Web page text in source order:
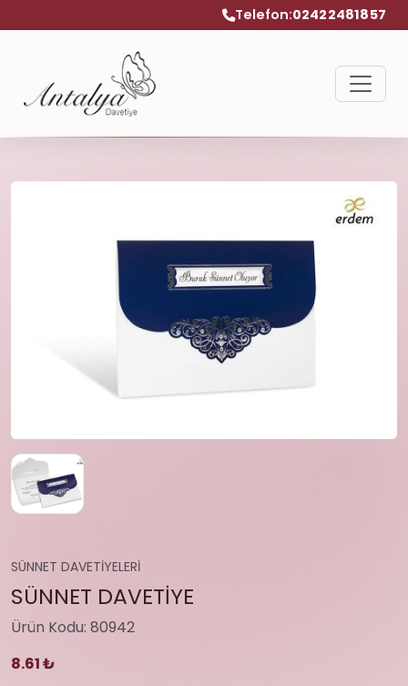
Telefon:02422481857
SÜNNET DAVETİYELERİ
SÜNNET DAVETİYE
Ürün Kodu: 80942
8.61 ₺